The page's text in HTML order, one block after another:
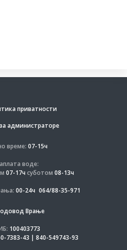
приватности
администраторе
време: 07-15ч
воде:
07-17ч суботом 08-13ч
00-24ч 064/88-35-971
Врање
100403773
7383-43 | 840-549743-93